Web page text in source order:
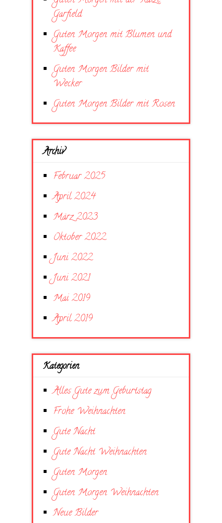
Garfield
Guten Morgen mit Blumen und
Kaffee
Guten Morgen Bilder mit
Wecker
Guten Morgen Bilder mit Rosen
Archiv
Februar 2025
April 2024
März 2023
Oktober 2022
Juni 2022
Juni 2021
Mai 2019
April 2019
Kategorien
Alles Gute zum Geburtstag
Frohe Weihnachten
Gute Nacht
Gute Nacht Weihnachten
Guten Morgen
Guten Morgen Weihnachten
Neue Bilder